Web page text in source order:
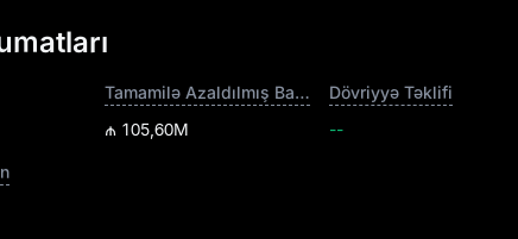
Tamamilə Azaldılmış Bazar Dəyəri
₼ 105,60M
Dövriyyə Təklifi
--